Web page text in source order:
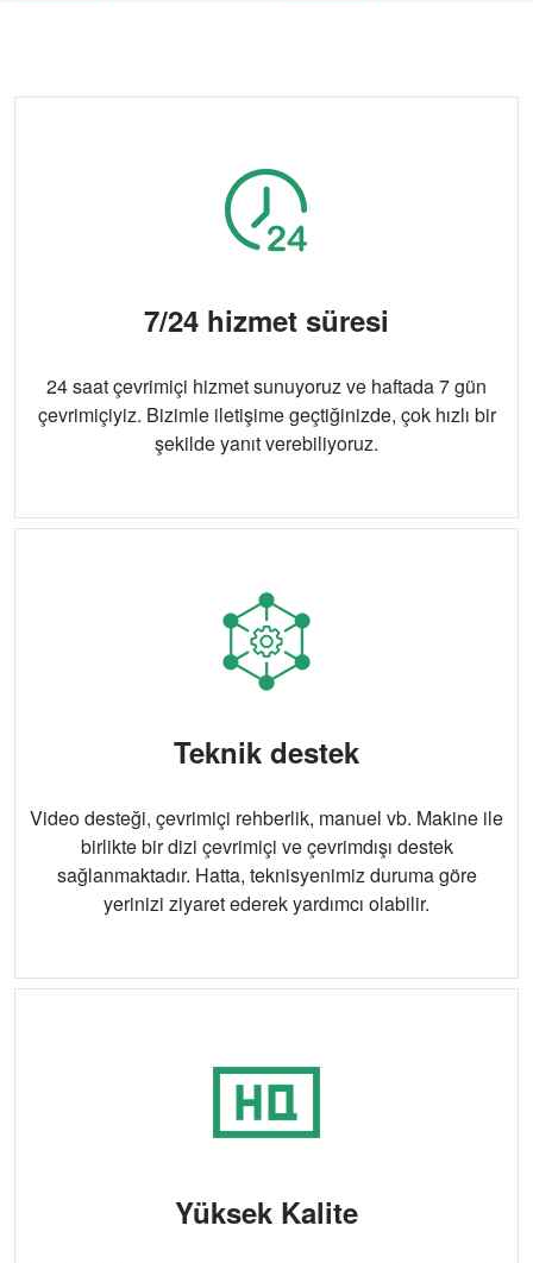
7/24 hizmet süresi
24 saat çevrimiçi hizmet sunuyoruz ve haftada 7 gün
çevrimiçiyiz. Bizimle iletişime geçtiğinizde, çok hızlı bir
şekilde yanıt verebiliyoruz.
Teknik destek
Video desteği, çevrimiçi rehberlik, manuel vb. Makine ile
birlikte bir dizi çevrimiçi ve çevrimdışı destek
sağlanmaktadır. Hatta, teknisyenimiz duruma göre
yerinizi ziyaret ederek yardımcı olabilir.
Yüksek Kalite